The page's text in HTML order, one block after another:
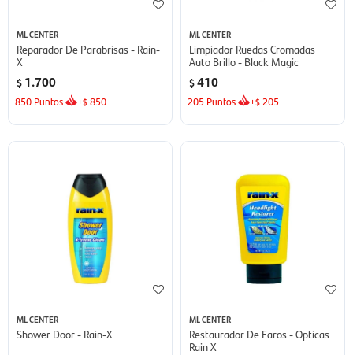
ML CENTER
Reparador De Parabrisas - Rain-
X
$ 1.700
850 Puntos +$850
ML CENTER
Limpiador Ruedas Cromadas
Auto Brillo - Black Magic
$410
205 Puntos +$ 205
ML CENTER
Shower Door - Rain-X
ML CENTER
Restaurador De Faros - Opticas
Rain X